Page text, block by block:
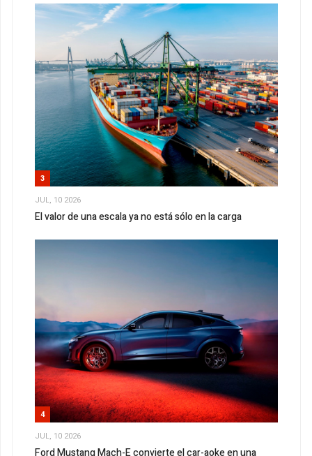
3
JUL, 10 2026
El valor de una escala ya no está sólo en la carga
4
JUL, 10 2026
Ford Mustang Mach-E convierte el car-aoke en una